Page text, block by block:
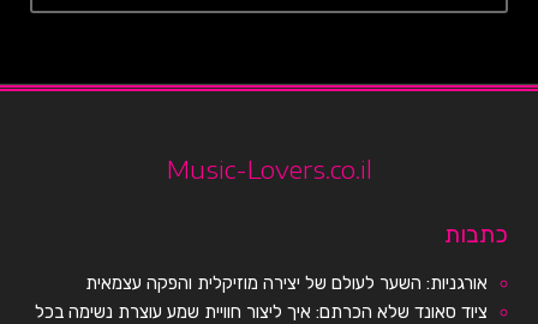
כתבות
אורגניות: השער לעולם של יצירה מוזיקלית והפקה עצמאית
ציוד סאונד שלא הכרתם: איך ליצור חוויית שמע עוצרת נשימה בכל
Music-Lovers.co.il